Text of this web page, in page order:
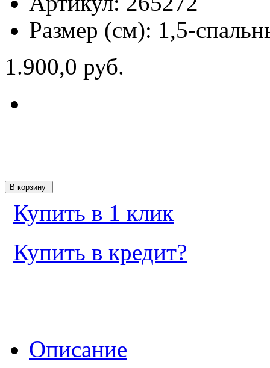
Размер (см): 1,5-
1.900,0 руб.
Купить в 1 клик
Купить в кредит?
Описание